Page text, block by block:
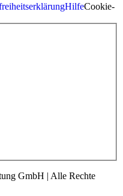
HilfeCookie-
GmbH | Alle Rechte